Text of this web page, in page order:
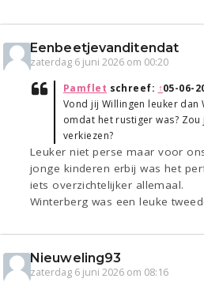
Eenbeetjevanditendat
zaterdag 6 juni 2026 om 00:20
Pamflet schreef: ↑05-06-
Vond jij Willingen leuker dan
omdat het rustiger was?
verkiezen?
Leuker niet perse maar voor
jonge kinderen erbij was het
iets overzichtelijker allemaal.
Winterberg was een leuke
Nieuweling93
zaterdag 6 juni 2026 om 08:16